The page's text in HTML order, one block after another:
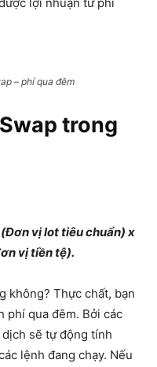
– phí qua đêm
trong
vị lot tiêu chuẩn) x
vị tiền tệ).
không? Thực chất, bạn
phí qua đêm. Bởi các
sẽ tự động tính
lệnh đang chạy. Nếu